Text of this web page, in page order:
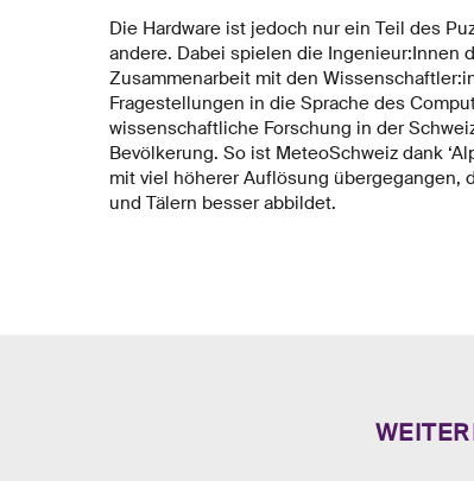
Die Hardware ist jedoch nur ein Teil des
andere. Dabei spielen die Ingenieur:Innen
Zusammenarbeit mit den
Fragestellungen in die Sprache des
wissenschaftliche Forschung in der
Bevölkerung. So ist MeteoSchweiz dank
mit viel höherer Auflösung übergegangen,
und Tälern besser abbildet.